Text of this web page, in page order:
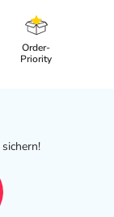
Order-
Priority
sichern!